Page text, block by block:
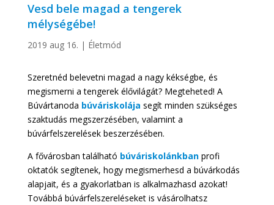
Vesd bele magad a tengerek
mélységébe!
2019 aug 16. | Életmód
Szeretnéd belevetni magad a nagy kékségbe, és
megismerni a tengerek élővilágát? Megteheted! A
Búvártanoda búváriskolája segít minden szükséges
szaktudás megszerzésében, valamint a
búvárfelszerelések beszerzésében.
A fővárosban található búváriskolánkbanprofi
oktatók segítenek, hogy megismerhesd a búvárkodás
alapjait, és a gyakorlatban is alkalmazhasd azokat!
Továbbá búvárfelszereléseket is vásárolhatsz